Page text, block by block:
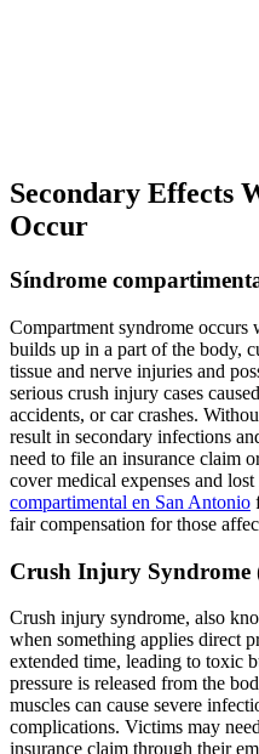
Secondary Effects
Occur
Síndrome
Compartment syndrome occurs
builds up in a part of the body,
tissue and nerve injuries and
serious crush injury cases
accidents, or car crashes.
result in secondary infections
need to file an insurance claim
cover medical expenses and
compartimental en San Antonio
fair compensation for those
Crush Injury Syndrome
Crush injury syndrome, also
when something applies direct
extended time, leading to toxic
pressure is released from the
muscles can cause severe
complications. Victims may
insurance claim through their